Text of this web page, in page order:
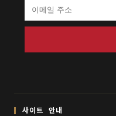
사이트 안내